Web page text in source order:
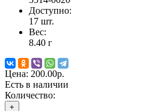
Доступно:
17 шт.
Вес:
8.40 г
Цена: 200.00р.
Есть в наличии
Количество:
+